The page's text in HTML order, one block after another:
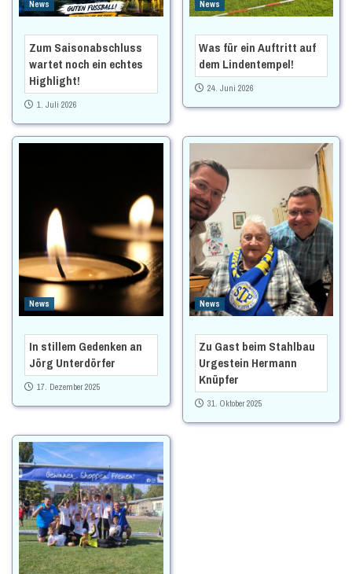
News
Zum Saisonabschluss
wartet noch ein echtes
Highlight!
1. Juli 2026
News
Was für ein Auftritt auf
dem Lindentempel!
24. Juni 2026
News
In stillem Gedenken an
Jörg Unterdörfer
17. Dezember 2025
News
Zu Gast beim Stahlbau
Urgestein Hermann
Knüpfer
31. Oktober 2025